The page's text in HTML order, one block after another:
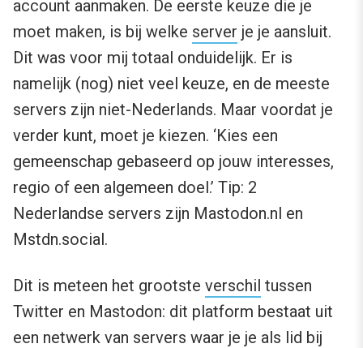
account aanmaken. De eerste keuze die je
moet maken, is bij welke server je je aansluit.
Dit was voor mij totaal onduidelijk. Er is
namelijk (nog) niet veel keuze, en de meeste
servers zijn niet-Nederlands. Maar voordat je
verder kunt, moet je kiezen. ‘Kies een
gemeenschap gebaseerd op jouw interesses,
regio of een algemeen doel.’ Tip: 2
Nederlandse servers zijn Mastodon.nl en
Mstdn.social.
Dit is meteen het grootste verschil tussen
Twitter en Mastodon: dit platform bestaat uit
een netwerk van servers waar je je als lid bij